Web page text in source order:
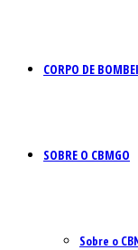
CORPO DE
SOBRE O CBMGO
Sobre o